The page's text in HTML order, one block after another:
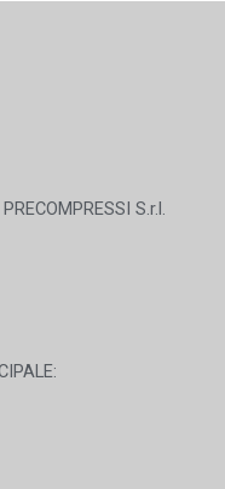
S.r.l.